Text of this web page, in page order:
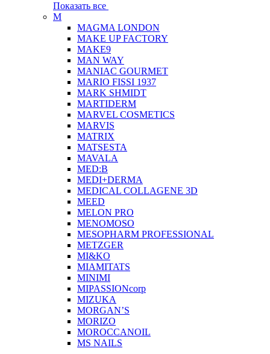
Показать все
M
MAGMA LONDON
MAKE UP FACTORY
MAKE9
MAN WAY
MANIAC GOURMET
MARIO FISSI 1937
MARK SHMIDT
MARTIDERM
MARVEL COSMETICS
MARVIS
MATRIX
MATSESTA
MAVALA
MED:B
MEDI+DERMA
MEDICAL COLLAGENE 3D
MEED
MELON PRO
MENOMOSO
MESOPHARM PROFESSIONAL
METZGER
MI&KO
MIAMITATS
MINIMI
MIPASSIONcorp
MIZUKA
MORGAN’S
MORIZO
MOROCCANOIL
MS NAILS